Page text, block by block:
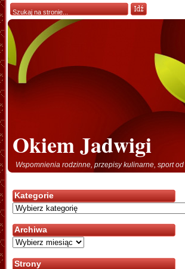
Okiem Jadwigi
Wspomnienia rodzinne, przepisy kulinarne, sport od
Kategorie
Kategorie
Archiwa
Archiwa
Strony